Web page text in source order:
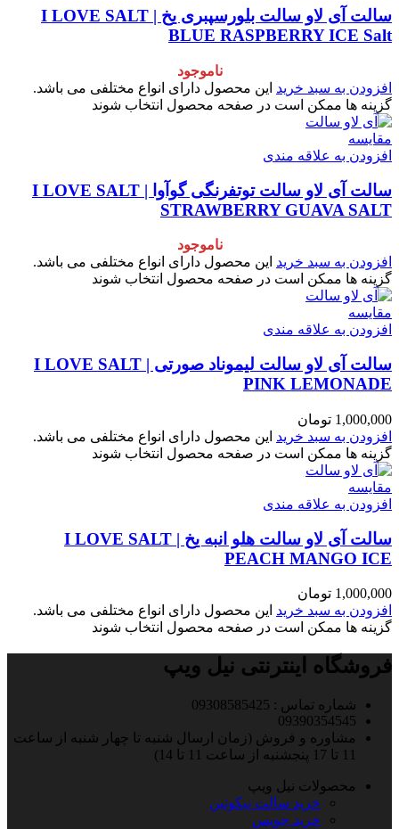
سالت آی‌ لاو سالت بلورسپبری یخ | I LOVE SALT
BLUE RASPBERRY ICE Salt
ناموجود
افزودن به سبد خرید این محصول دارای انواع مختلفی می باشد.
گزینه ها ممکن است در صفحه محصول انتخاب شوند
مقایسه
افزودن به علاقه مندی
سالت آی‌ لاو سالت توتفرنگی گوآوا | I LOVE SALT
STRAWBERRY GUAVA SALT
ناموجود
افزودن به سبد خرید این محصول دارای انواع مختلفی می باشد.
گزینه ها ممکن است در صفحه محصول انتخاب شوند
مقایسه
افزودن به علاقه مندی
سالت آی لاو سالت لیموناد صورتی | I LOVE SALT
PINK LEMONADE
1,000,000 تومان
افزودن به سبد خرید این محصول دارای انواع مختلفی می باشد.
گزینه ها ممکن است در صفحه محصول انتخاب شوند
مقایسه
افزودن به علاقه مندی
سالت آی لاو سالت هلو انبه یخ | I LOVE SALT
PEACH MANGO ICE
1,000,000 تومان
افزودن به سبد خرید این محصول دارای انواع مختلفی می باشد.
گزینه ها ممکن است در صفحه محصول انتخاب شوند
فروشگاه اینترنتی نیل ویپ
شماره تماس : 09308585425
09390354545
مشاوره و فروش (زمان ارسال شنبه تا چهار شنبه از ساعت
11 تا 17 پنجشنبه از ساعت 11 تا 14)
محصولات نیل ویپ
خرید سالت نیکوتین
خرید جویس